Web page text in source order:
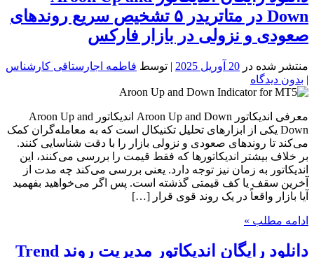
Down در متاتریدر ۵ تشخیص سریع روندهای
صعودی و نزولی در بازار فارکس
منتشر شده در 20 آوریل 2025 | توسط فاطمه اجارستاقی کارشناس
| بدون دیدگاه
معرفی اندیکاتور Aroon Up and Down اندیکاتور Aroon Up and
Down یکی از ابزارهای تحلیل تکنیکال است که به معامله‌گران کمک
می‌کند تا روندهای صعودی و نزولی بازار را با دقت شناسایی کنند.
بر خلاف بیشتر اندیکاتورها که فقط قیمت را بررسی می‌کنند، این
اندیکاتور به زمان نیز توجه دارد. یعنی بررسی می‌کند چه مدت از
آخرین سقف یا کف قیمتی گذشته است. پس اگر می‌خواهید بفهمید
آیا بازار واقعاً در یک روند قوی قرار […]
ادامه مطلب »
دانلود رایگان اندیکاتور مدیریت روند Trend